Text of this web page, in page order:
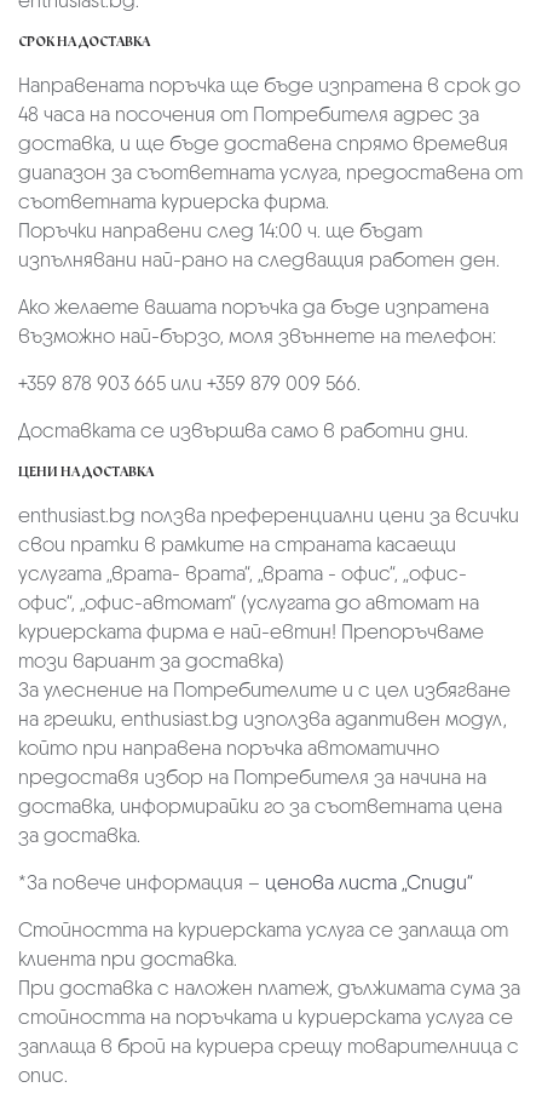
СРОК НА ДОСТАВКА
Направената поръчка ще бъде изпратена в срок до
48 часа на посочения от Потребителя адрес за
доставка, и ще бъде доставена спрямо времевия
диапазон за съответната услуга, предоставена от
съответната куриерска фирма.
Поръчки направени след 14:00 ч. ще бъдат
изпълнявани най-рано на следващия работен ден.
Ако желаете вашата поръчка да бъде изпратена
възможно най-бързо, моля звъннете на телефон:
+359 878 903 665 или +359 879 009 566.
Доставката се извършва само в работни дни.
ЦЕНИ НА ДОСТАВКА
enthusiast.bg ползва преференциални цени за всички
свои пратки в рамките на страната касаещи
услугата „врата- врата“, „врата - офис“, „oфис-
офис“, „офис-автомат“ (услугата до автомат на
куриерската фирма е най-евтин! Препоръчваме
този вариант за доставка)
За улеснение на Потребителите и с цел избягване
на грешки, enthusiast.bg използва адаптивен модул,
който при направена поръчка автоматично
предоставя избор на Потребителя за начина на
доставка, информирайки го за съответната цена
за доставка.
*За повече информация – ценова листа „Спиди“
Стойността на куриерската услуга се заплаща от
клиента при доставка.
При доставка с наложен платеж, дължимата сума за
стойността на поръчката и куриерската услуга се
заплаща в брой на куриера срещу товарителница с
опис.